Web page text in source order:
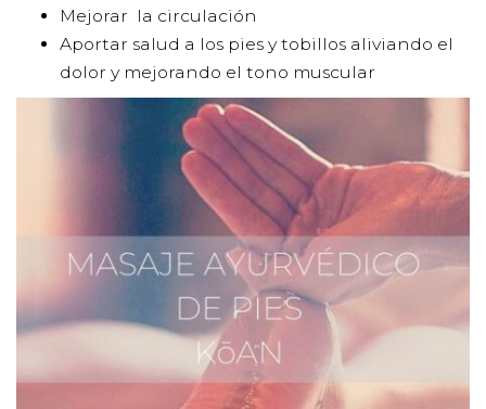
Mejorar la circulación
Aportar salud a los pies y tobillos aliviando el
dolor y mejorando el tono muscular